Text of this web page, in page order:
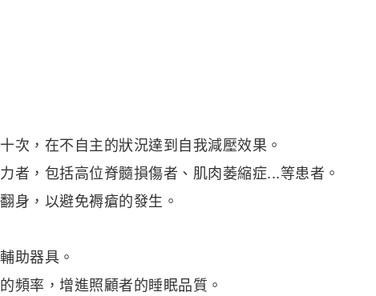
次，在不自主的狀況達到自我減壓效果。
者，包括高位脊髓損傷者、肌肉萎縮症...等患者。
身，以避免褥瘡的發生。
助器具。
頻率，增進照顧者的睡眠品質。